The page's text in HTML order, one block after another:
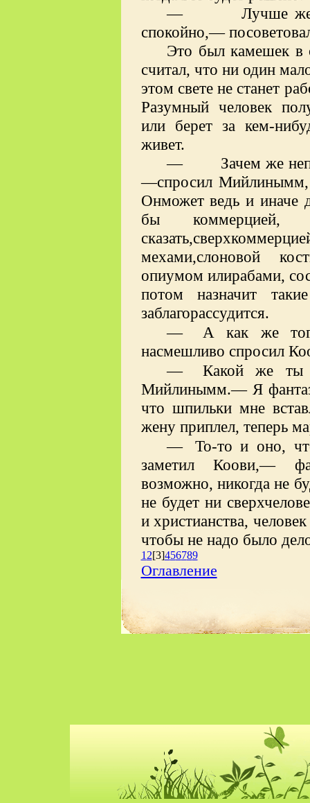
— Лучше
спокойно,—
Это был камешек в
считал, что ни один
этом свете не станет
Разумный человек
или берет за кем-
живет.
— Зачем же
—спросил Мийлинымм,
Онможет ведь и иначе
бы коммерцией,
мехами,слоновой
опиумом илирабами,
потом назначит
заблагорассудится.
—
А как же
насмешливо спросил
—
Какой же ты
Мийлинымм.— Я
что шпильки мне
жену приплел, теперь
—
То-то и оно,
заметил Коови,—
возможно, никогда не
не будет ни
и христианства,
чтобы не надо было
1 2[3]456789
Оглавление